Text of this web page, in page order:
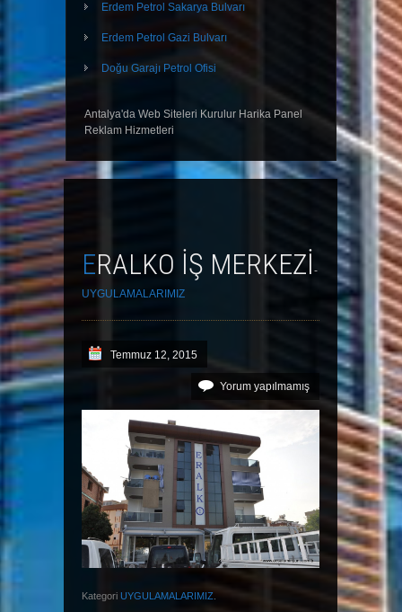
Erdem Petrol Sakarya Bulvarı
Erdem Petrol Gazi Bulvarı
Doğu Garajı Petrol Ofisi
Antalya'da Web Siteleri Kurulur Harika Panel
Reklam Hizmetleri
ERALKO İŞ MERKEZİ -
UYGULAMALARIMIZ
Temmuz 12, 2015
Yorum yapılmamış
Kategori UYGULAMALARIMIZ